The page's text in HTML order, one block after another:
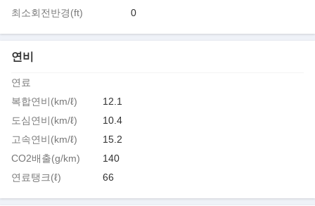
최소회전반경(ft)
0
연비
연료
복합연비(km/ℓ)
12.1
도심연비(km/ℓ)
10.4
고속연비(km/ℓ)
15.2
CO2배출(g/km)
140
연료탱크(ℓ)
66